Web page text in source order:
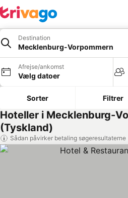
Destination
Mecklenburg-Vorpommern
Afrejse/ankomst
Vælg datoer
Sorter Filtrer
Hoteller i Mecklenburg-
(Tyskland)
Sådan påvirker betaling søgeresultaterne